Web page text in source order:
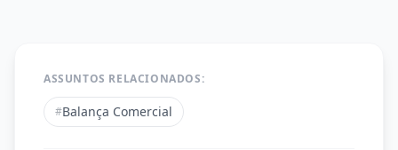
ASSUNTOS RELACIONADOS:
#Balança Comercial